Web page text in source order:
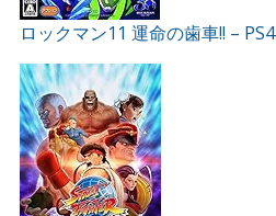
ロックマン11 運命の歯車!! – PS4